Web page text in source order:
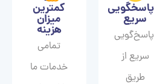
پاسخگویی
سریع
پاسخ‌گویی
سریع از
طریق
کمترین
میزان
هزینه
تمامی
خدمات ما